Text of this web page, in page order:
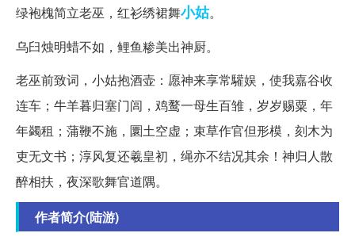
绿袍槐简立老巫，红衫绣裙舞小姑。
乌臼烛明蜡不如，鲤鱼糁美出神厨。
老巫前致词，小姑抱酒壶：愿神来享常驩娱，使我嘉谷收
连车；牛羊暮归塞门闾，鸡鹜一母生百雏，岁岁赐粟，年
年蠲租；蒲鞭不施，圜土空虚；束草作官但形模，刻木为
吏无文书；淳风复还羲皇初，绳亦不结况其余！神归人散
醉相扶，夜深歌舞官道隅。
作者简介(陆游)